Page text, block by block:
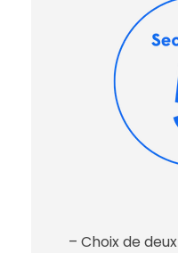
– Choix de deux